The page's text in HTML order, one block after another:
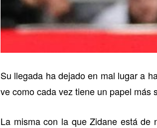
Su llegada ha dejado en mal lugar a
ve como cada vez tiene un papel más
La misma con la que Zidane está de